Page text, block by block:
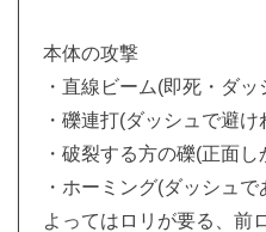
本体の攻撃
・直線ビーム(即死・ダ
・礫連打(ダッシュで避け
・破裂する方の礫(正面し
・ホーミング(ダッシュ
よってはロリが要る、前